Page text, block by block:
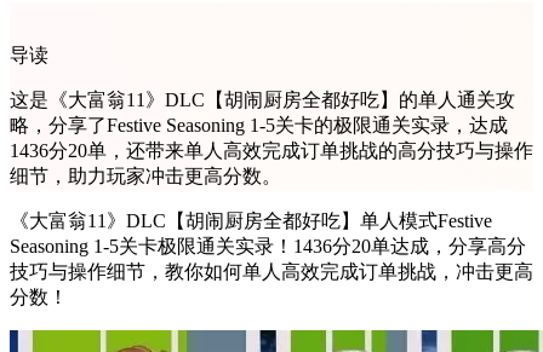
导读
这是《大富翁11》DLC【胡闹厨房全都好吃】的单人通关攻
略，分享了Festive Seasoning 1-5关卡的极限通关实录，达成
1436分20单，还带来单人高效完成订单挑战的高分技巧与操作
细节，助力玩家冲击更高分数。
《大富翁11》DLC【胡闹厨房全都好吃】单人模式Festive
Seasoning 1-5关卡极限通关实录！1436分20单达成，分享高分
技巧与操作细节，教你如何单人高效完成订单挑战，冲击更高
分数！